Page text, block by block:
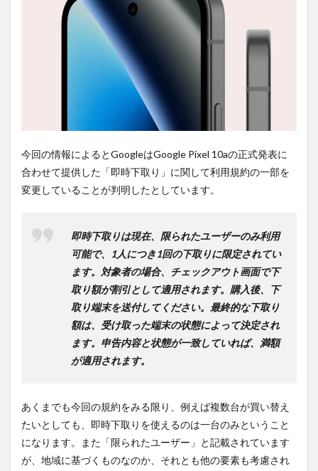
おす
す
め！
今回の情報によるとGoogleはGoogle Pixel 10aの正式発表に
合わせて提供した「即時下取り」に関して利用規約の一部を
変更していることが判明したとしています。
即時下取りは現在、限られたユーザーのみ利用
可能で、1人につき1回の下取りに限定されてい
ます。対象者の場合、チェックアウト画面で下
取り額が割引として適用されます。購入後、下
取り端末を送付してください。最終的な下取り
額は、受け取った端末の状態によって決定され
ます。申告内容と状態が一致していれば、満額
が適用されます。
あくまでも今回の規約をみる限り、例えば複数台が買い替え
たいとしても、即時下取りを使えるのは一台のみということ
になります。また「限られたユーザー」と記載されています
が、地域に基づくものなのか、それとも他の要素も考慮され